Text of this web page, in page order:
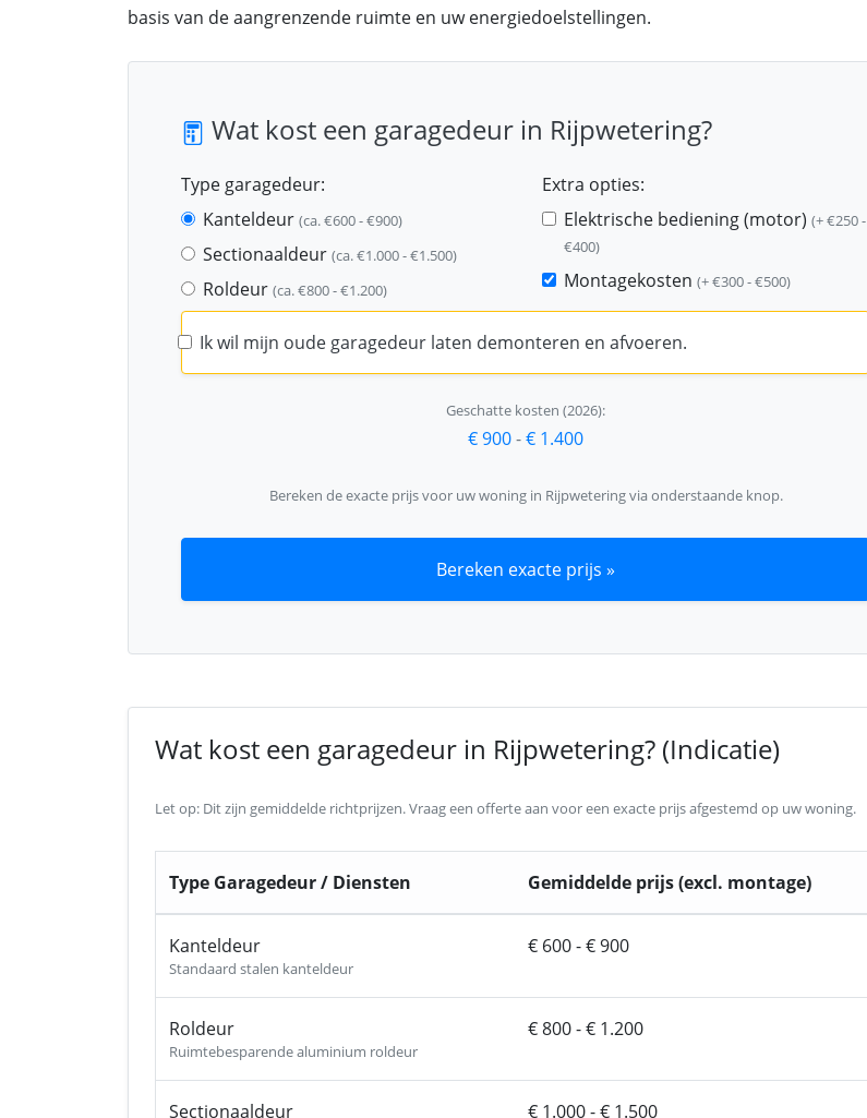
basis van de aangrenzende ruimte en uw energiedoelstellingen.
Wat kost een garagedeur in Rijpwetering?
Type garagedeur:
Kanteldeur (ca. €600 - €900)
Sectionaaldeur (ca. €1.000 - €1.500)
Roldeur (ca. €800 - €1.200)
Extra opties:
Elektrische bediening (motor) (+ €250 -
€400)
Montagekosten (+ €300 - €500)
Ik wil mijn oude garagedeur laten demonteren en afvoeren.
Geschatte kosten (2026):
€ 900-€ 1.400
Bereken de exacte prijs voor uw woning in Rijpwetering via onderstaande knop.
Bereken exacte prijs »
Wat kost een garagedeur in Rijpwetering? (Indicatie)
Let op: Dit zijn gemiddelde richtprijzen. Vraag een offerte aan voor een exacte prijs afgestemd op uw woning.
Type Garagedeur / Diensten Gemiddelde prijs (excl. montage)
Kanteldeur
Standaard stalen kanteldeur
€ 600 - € 900
Roldeur
Ruimtebesparende aluminium roldeur
€ 800 - € 1.200
Sectionaaldeur € 1.000 - € 1.500